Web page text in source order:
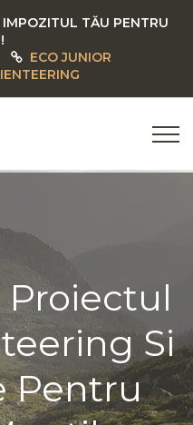
TĂU PENTRU
ECO JUNIOR
Si
Pentru